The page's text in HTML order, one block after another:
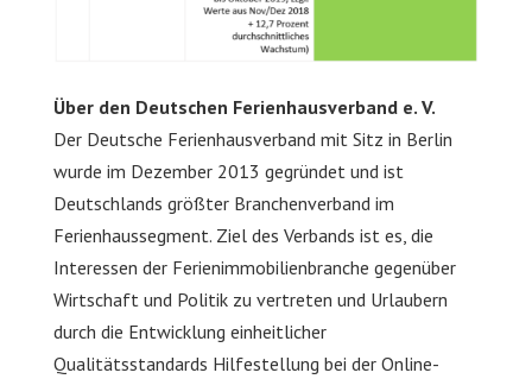
Über den Deutschen Ferienhausverband e. V.
Der Deutsche Ferienhausverband mit Sitz in Berlin
wurde im Dezember 2013 gegründet und ist
Deutschlands größter Branchenverband im
Ferienhaussegment. Ziel des Verbands ist es, die
Interessen der Ferienimmobilienbranche gegenüber
Wirtschaft und Politik zu vertreten und Urlaubern
durch die Entwicklung einheitlicher
Qualitätsstandards Hilfestellung bei der Online-